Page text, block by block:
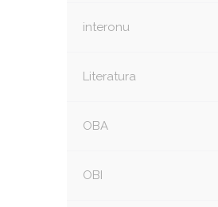
interonu
Literatura
OBA
OBI